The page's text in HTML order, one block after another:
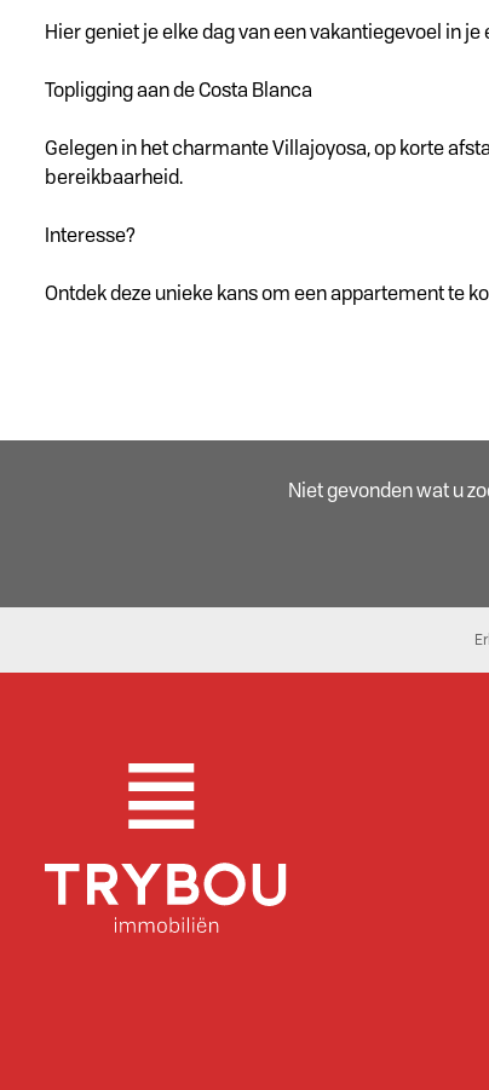
Hier geniet je elke dag van een vakantiegevoel in je
Topligging aan de Costa Blanca
Gelegen in het charmante Villajoyosa, op korte
bereikbaarheid.
Interesse?
Ontdek deze unieke kans om een appartement te
Niet gevonden wat u